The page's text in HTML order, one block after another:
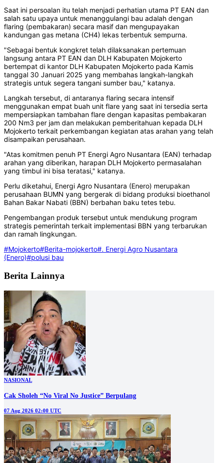
Saat ini persoalan itu telah menjadi perhatian utama PT EAN dan
salah satu upaya untuk menanggulangi bau adalah dengan
flaring (pembakaran) secara masif dan mengupayakan
kandungan gas metana (CH4) lekas terbentuk sempurna.
"Sebagai bentuk kongkret telah dilaksanakan pertemuan
langsung antara PT EAN dan DLH Kabupaten Mojokerto
bertempat di kantor DLH Kabupaten Mojokerto pada Kamis
tanggal 30 Januari 2025 yang membahas langkah-langkah
strategis untuk segera tangani sumber bau," katanya.
Langkah tersebut, di antaranya flaring secara intensif
menggunakan empat buah unit flare yang saat ini tersedia serta
mempersiapkan tambahan flare dengan kapasitas pembakaran
200 Nm3 per jam dan melakukan pemberitahuan kepada DLH
Mojokerto terkait perkembangan kegiatan atas arahan yang telah
disampaikan perusahaan.
"Atas komitmen penuh PT Energi Agro Nusantara (EAN) terhadap
arahan yang diberikan, harapan DLH Mojokerto permasalahan
yang timbul ini bisa teratasi," katanya.
Perlu diketahui, Energi Agro Nusantara (Enero) merupakan
perusahaan BUMN yang bergerak di bidang produksi bioethanol
Bahan Bakar Nabati (BBN) berbahan baku tetes tebu.
Pengembangan produk tersebut untuk mendukung program
strategis pemerintah terkait implementasi BBN yang terbarukan
dan ramah lingkungan.
#Mojokerto#Berita-mojokerto#. Energi Agro Nusantara
(Enero)#polusi bau
Berita Lainnya
NASIONAL
Cak Sholeh “No Viral No Justice” Berpulang
07 Aug 2026 02:00 UTC